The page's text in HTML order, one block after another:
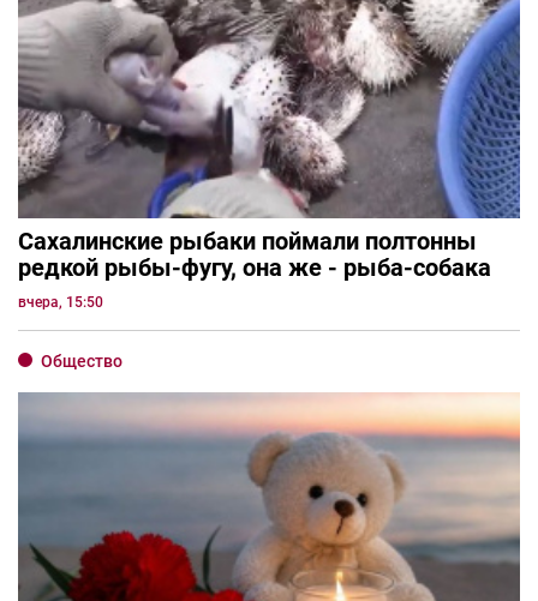
Сахалинские рыбаки поймали полтонны
редкой рыбы-фугу, она же - рыба-собака
вчера, 15:50
Общество